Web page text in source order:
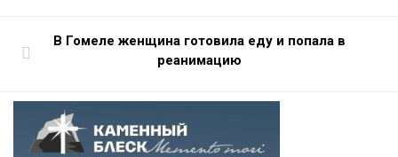
В Гомеле женщина готовила еду и попала в
реанимацию